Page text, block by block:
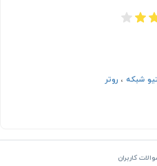
شبکه ، روتر
کاربران